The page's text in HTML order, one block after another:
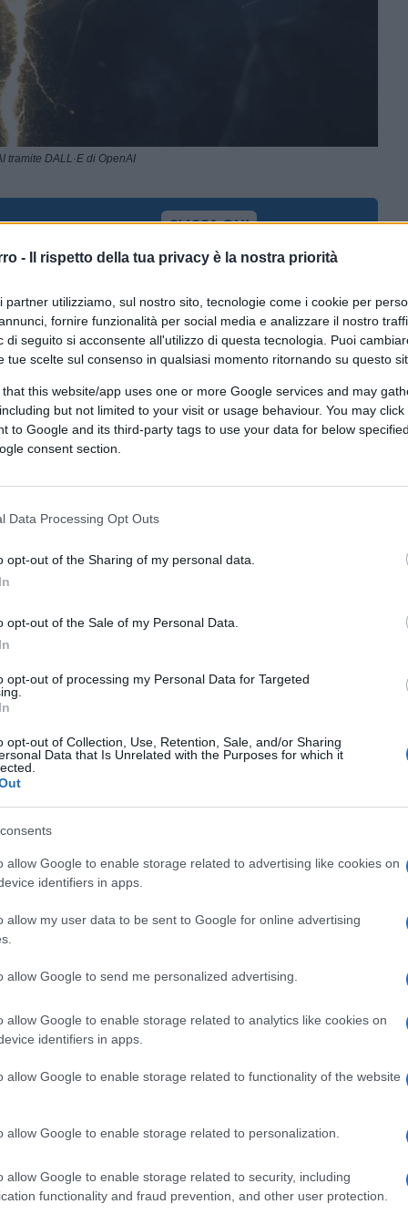
- Il rispetto della tua privacy è la nostra priorità
partner utilizziamo, sul nostro sito, tecnologie come i cookie per
fornire funzionalità per social media e analizzare il nostro
di seguito si acconsente all'utilizzo di questa tecnologia. Puoi
tue scelte sul consenso in qualsiasi momento ritornando su questo
that this website/app uses one or more Google services and may
but not limited to your visit or usage behaviour. You may
to Google and its third-party tags to use your data for below
consent section.
Data Processing Opt Outs
opt-out of the Sharing of my personal data.
opt-out of the Sale of my Personal Data.
opt-out of processing my Personal Data for Targeted
opt-out of Collection, Use, Retention, Sale, and/or Sharing
Data that Is Unrelated with the Purposes for which it
allow Google to enable storage related to advertising like cookies on
identifiers in apps.
allow my user data to be sent to Google for online advertising
allow Google to send me personalized advertising.
allow Google to enable storage related to analytics like cookies on
identifiers in apps.
allow Google to enable storage related to functionality of the website
allow Google to enable storage related to personalization.
allow Google to enable storage related to security, including
functionality and fraud prevention, and other user protection.
tramite DALL·E di OpenAI
CLICCA QUI
0:00/--:--
dibattito che sta attraversando la destra
quanto per ciò che lascia intendere.
a un leader arriva anche solo a
il potere, significa chela crepa
più di una divergenza tattica, ma di una
– al limite della provocazione – di
con precisione il clima che si
da tensioni crescenti, in cui la
più messa in discussione.
pensato per circostanze estreme,
le proprie funzioni. Il meccanismo
dei membri del governo a
immediatamente i poteri al
decisione passa al Congresso, che deve
dei due terzi. È evidente chenon si
bensì di una clausola di emergenza.
forzare lo spirito della
in un’arma di lotta interna.
Carlson: non è MAGA
caos alla riunione segreta sull’;Iran
evocata rende l’idea di quanto
e la sua base.
particolare, la gestione del conflitto con
da figure come Tucker